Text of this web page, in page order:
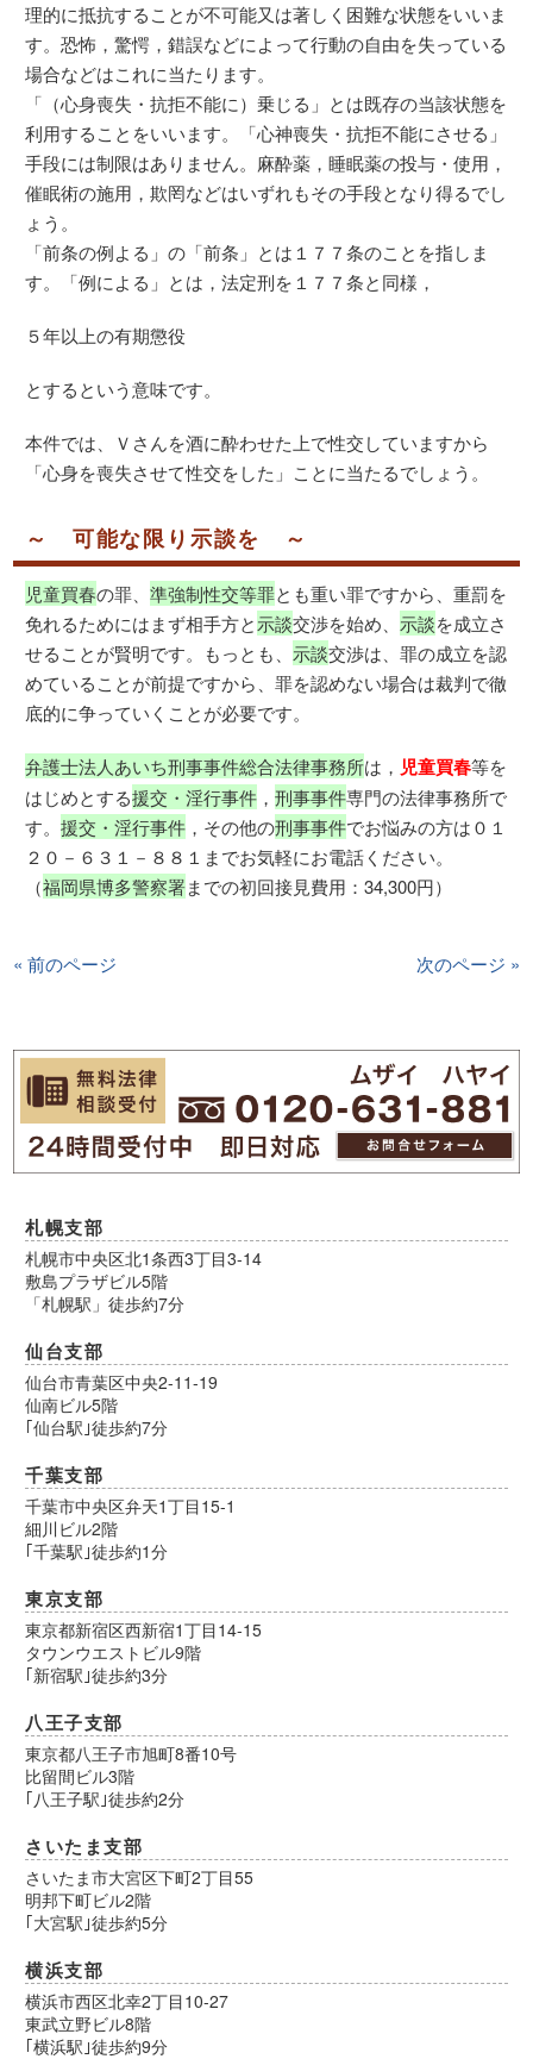
理的に抵抗することが不可能又は著しく困難な状態をいいま
す。恐怖，驚愕，錯誤などによって行動の自由を失っている
場合などはこれに当たります。
「（心身喪失・抗拒不能に）乗じる」とは既存の当該状態を
利用することをいいます。「心神喪失・抗拒不能にさせる」
手段には制限はありません。麻酔薬，睡眠薬の投与・使用，
催眠術の施用，欺罔などはいずれもその手段となり得るでし
ょう。
「前条の例よる」の「前条」とは１７７条のことを指しま
す。「例による」とは，法定刑を１７７条と同様，
５年以上の有期懲役
とするという意味です。
本件では、Ｖさんを酒に酔わせた上で性交していますから
「心身を喪失させて性交をした」ことに当たるでしょう。
～ 可能な限り示談を ～
児童買春の罪、準強制性交等罪とも重い罪ですから、重罰を
免れるためにはまず相手方と示談交渉を始め、示談を成立さ
せることが賢明です。もっとも、示談交渉は、罪の成立を認
めていることが前提ですから、罪を認めない場合は裁判で徹
底的に争っていくことが必要です。
弁護士法人あいち刑事事件総合法律事務所は， 児童買春等を
はじめとする援交・淫行事件 ，刑事事件専門の法律事務所で
す。援交・淫行事件 ，その他の刑事事件でお悩みの方は０１
２０－６３１－８８１までお気軽にお電話ください。
（福岡県博多警察署までの初回接見費用：34,300円）
« 前のページ 次のページ »
札幌支部
札幌市中央区北1条西3丁目3-14
敷島プラザビル5階
「札幌駅」徒歩約7分
仙台支部
仙台市青葉区中央2-11-19
仙南ビル5階
｢仙台駅｣徒歩約7分
千葉支部
千葉市中央区弁天1丁目15-1
細川ビル2階
｢千葉駅｣徒歩約1分
東京支部
東京都新宿区西新宿1丁目14-15
タウンウエストビル9階
｢新宿駅｣徒歩約3分
八王子支部
東京都八王子市旭町8番10号
比留間ビル3階
｢八王子駅｣徒歩約2分
さいたま支部
さいたま市大宮区下町2丁目55
明邦下町ビル2階
｢大宮駅｣徒歩約5分
横浜支部
横浜市西区北幸2丁目10-27
東武立野ビル8階
｢横浜駅｣徒歩約9分